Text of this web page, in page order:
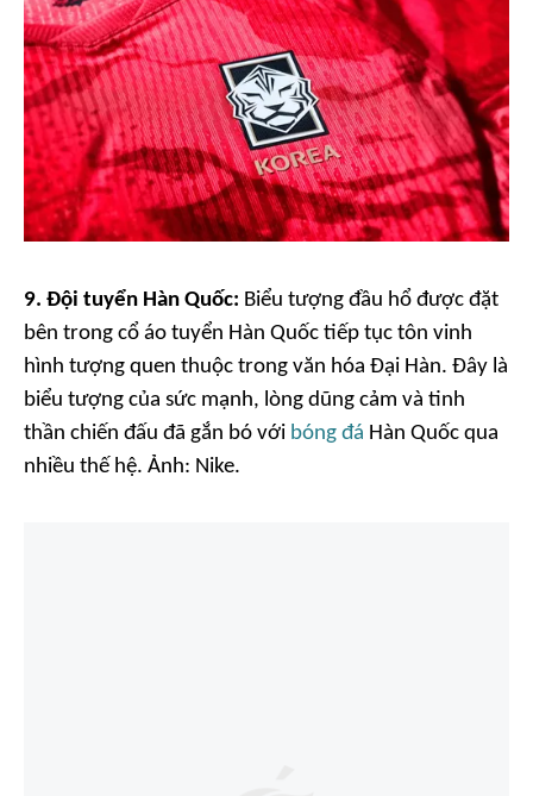
9. Đội tuyển Hàn Quốc: Biểu tượng đầu hổ được đặt
bên trong cổ áo tuyển Hàn Quốc tiếp tục tôn vinh
hình tượng quen thuộc trong văn hóa Đại Hàn. Đây là
biểu tượng của sức mạnh, lòng dũng cảm và tinh
thần chiến đấu đã gắn bó với bóng đá Hàn Quốc qua
nhiều thế hệ. Ảnh: Nike.